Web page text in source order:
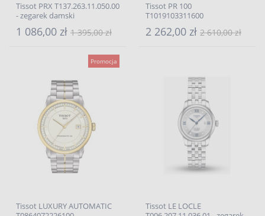
Tissot PRX T137.263.11.050.00
- zegarek damski
1 086,00 zł 1 395,00 zł
Tissot PR 100
T1019103311600
2 262,00 zł 2 610,00 zł
Promocja
Tissot LUXURY AUTOMATIC
Tissot LE LOCLE